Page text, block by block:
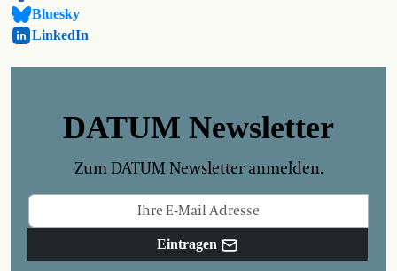
Bluesky
LinkedIn
DATUM Newsletter
Zum DATUM Newsletter anmelden.
Eintragen